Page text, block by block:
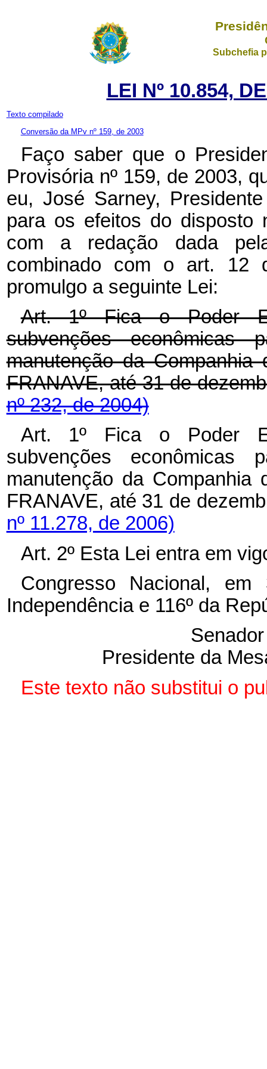
Subchefia
LEI Nº 10.854,
Texto compilado
Conversão da MPv nº 159, de 2003
Faço saber que o
Provisória nº 159, de 2003,
eu, José Sarney,
para os efeitos do disposto
com a redação dada
combinado com o art. 12
promulgo a seguinte Lei:
Art. 1º Fica o Poder
subvenções
manutenção da
FRANAVE, até 31 de
nº 232, de 2004)
Art. 1º Fica o Poder
subvenções
manutenção da
FRANAVE, até 31 de
nº 11.278, de 2006)
Art. 2º Esta Lei entra em
Congresso Nacional,
Independência e 116º da
Presidente da
Este texto não substitui o